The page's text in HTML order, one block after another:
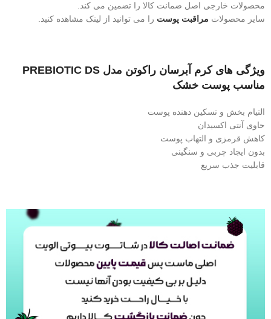
محصولات خارجی اصل ضمانت کالا را تضمین می کند.
سایر محصولات مراقبت پوست را می توانید از لینک مشاهده کنید.
ویژگی های کرم آبرسان راکوتن مدل PREBIOTIC DS
مناسب پوست خشک
التیام بخش و تسکین دهنده پوست
حاوی آنتی اکسیدان
کاهش قرمزی و التهاب پوست
بدون ایجاد چربی و سنگینی
قابلیت جذب سریع